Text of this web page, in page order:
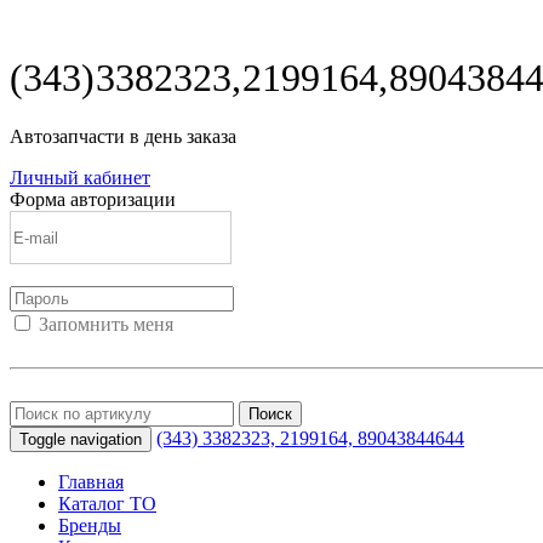
(343) 3382323, 2199164,
Автозапчасти в день заказа
Личный кабинет
Форма авторизации
Запомнить меня
Поиск
Toggle navigation
(343) 3382323, 2199164, 89043844644
Главная
Каталог ТО
Бренды